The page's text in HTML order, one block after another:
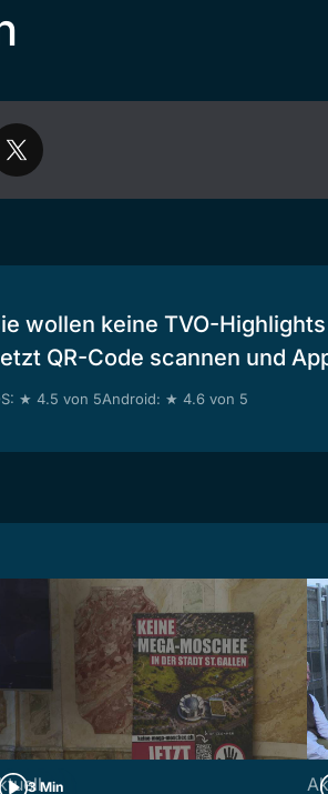
wollen keine TVO-
QR-Code scannen und
★ 4.5 von 5Android: ★ 4.6 von 5
3 Min